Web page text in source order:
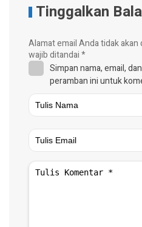
Tinggalkan
Alamat email Anda tidak akan
wajib ditandai*
Simpan nama, email,
peramban ini untuk